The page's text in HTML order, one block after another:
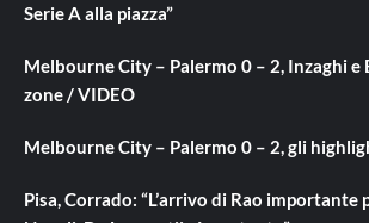
Serie A alla piazza”
Melbourne City – Palermo 0 – 2, Inzaghi e
zone / VIDEO
Melbourne City – Palermo 0 – 2, gli
Pisa, Corrado: “L’arrivo di Rao importante